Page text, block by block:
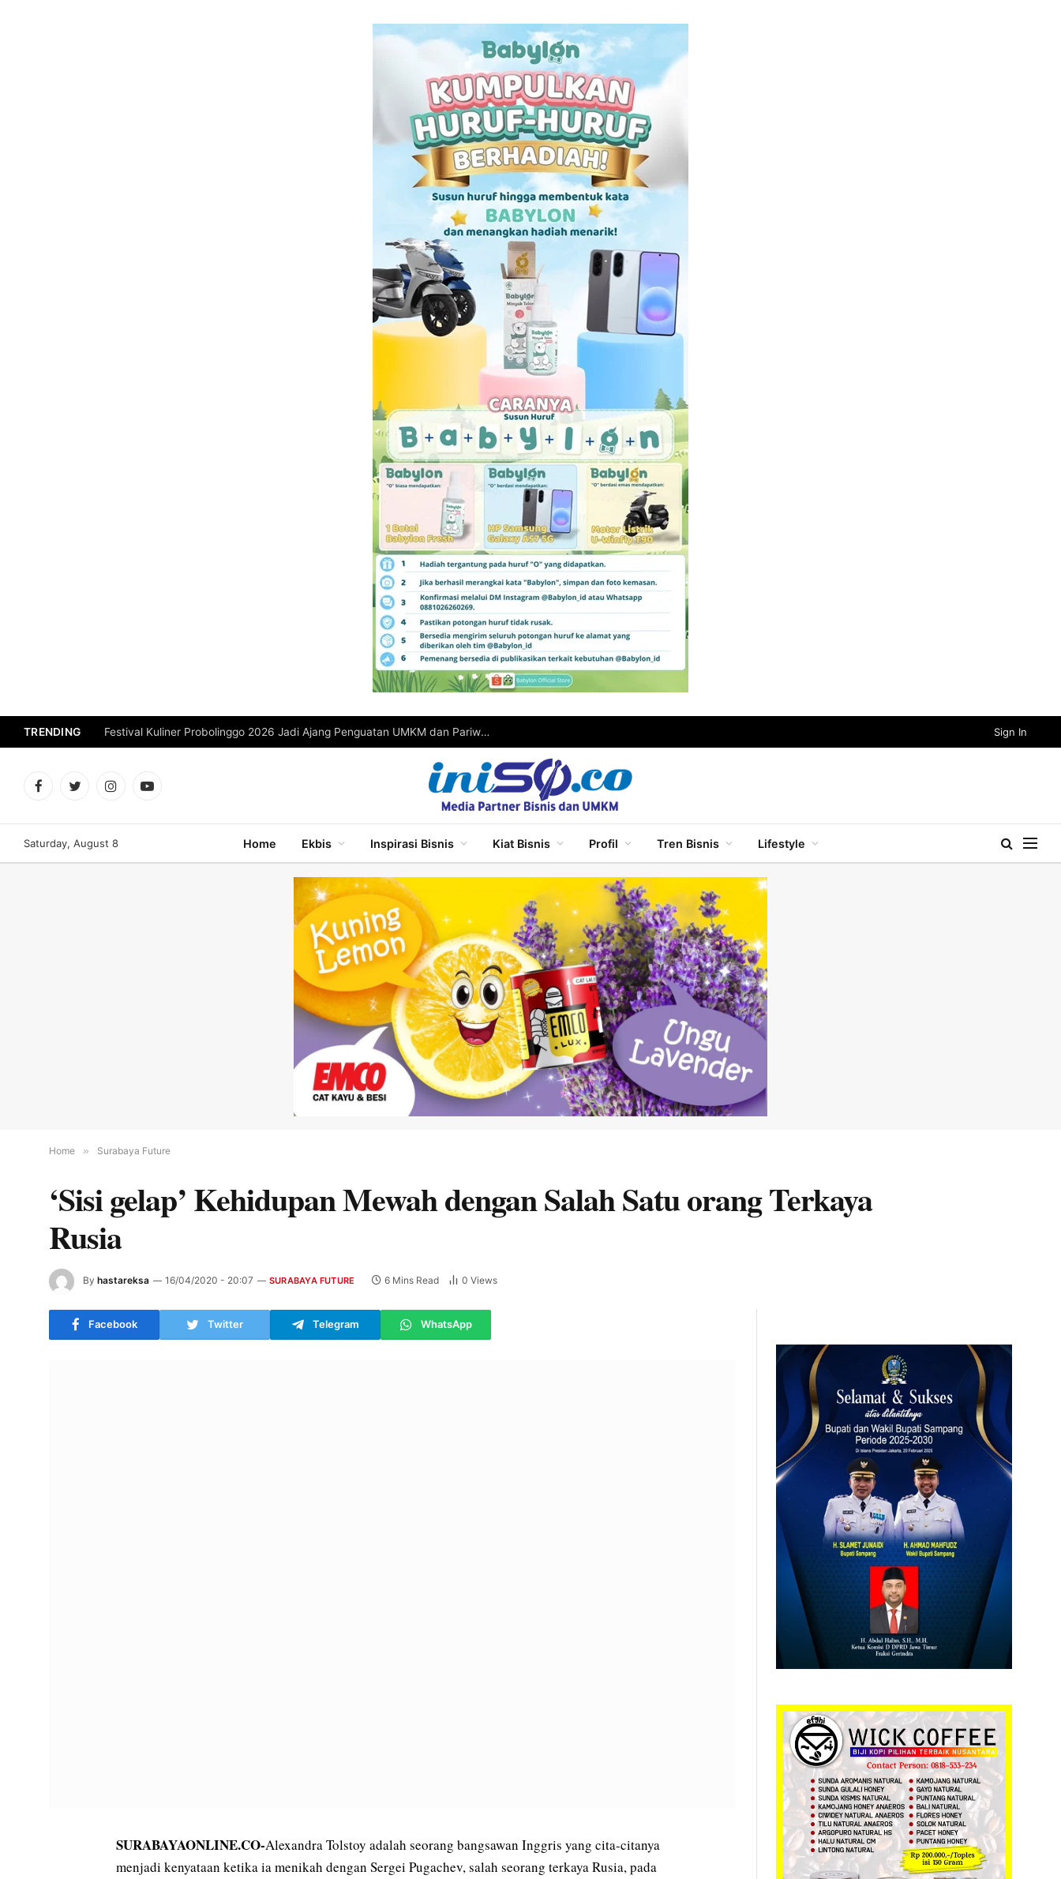
TRENDING Festival Kuliner Probolinggo 2026 Jadi Ajang Penguatan UMKM dan Pariwisata Sign In
FacebookTwitterInstagramYouTube
Saturday, August 8 Home Ekbis Inspirasi Bisnis Kiat Bisnis Profil Tren Bisnis Lifestyle
Home » Surabaya Future
‘Sisi gelap’ Kehidupan Mewah dengan Salah Satu orang Terkaya
Rusia
By hastareksa 16/04/2020 - 20:07 SURABAYA FUTURE 6 Mins Read 0Views
Facebook Twitter Telegram WhatsApp
SURABAYAONLINE.CO-Alexandra Tolstoy adalah seorang bangsawan Inggris yang cita-citanya
menjadi kenyataan ketika ia menikah dengan Sergei Pugachev, salah seorang terkaya Rusia, pada